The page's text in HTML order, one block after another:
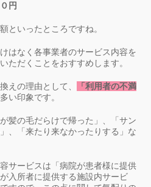
円
といったところですね。
はなく各事業者のサービス内容を
ただくことをおすすめします。
えの理由として、
「利用者の不満
い印象です。
髪の毛だらけで帰った」、「サン
、「来たり来なかったりする」な
サービスは「病院が患者様に提供
入所者に提供する施設内サービ